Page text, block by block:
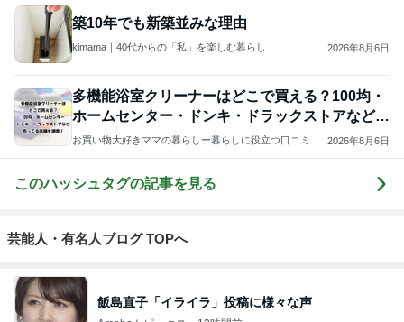
築10年でも新築並みな理由
kimama｜40代からの「私」を楽しむ暮らし 2026年8月6日
多機能浴室クリーナーはどこで買える？100均・
ホームセンター・ドンキ・ドラックストアなど調
査！
お買い物大好きママの暮らしー暮らしに役立つ口コミや
2026年8月6日
このハッシュタグの記事を見る
芸能人・有名人ブログ TOPへ
飯島直子「イライラ」投稿に様々な声